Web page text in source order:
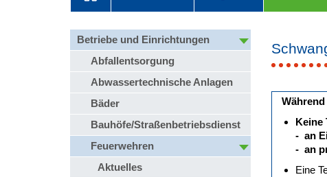
Betriebe und Einrichtungen
Abfallentsorgung
Abwassertechnische Anlagen
Bäder
Bauhöfe/Straßenbetriebsdienst
Feuerwehren
Aktuelles
Keine
- an
- an
Eine